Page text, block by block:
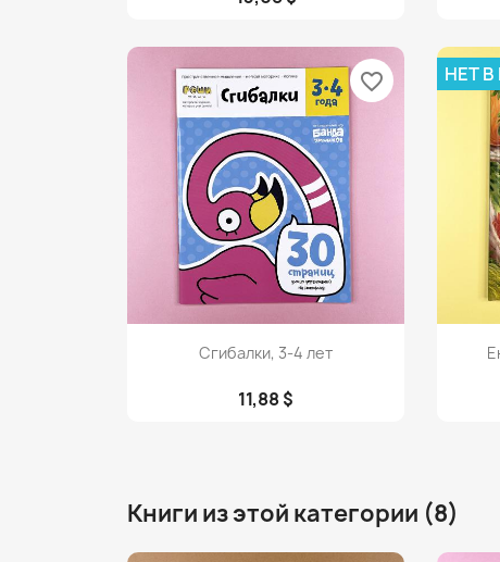
Просмотр
Сгибалки, 3-4 лет
11,88 $
favorite_border НЕТ
Книги из этой категории (8)